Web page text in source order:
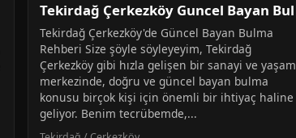
Tekirdağ Çerkezköy Guncel Bayan Bul
Tekirdağ Çerkezköy'de Güncel Bayan Bulma
Rehberi Size şöyle söyleyeyim, Tekirdağ
Çerkezköy gibi hızla gelişen bir sanayi ve yaşam
merkezinde, doğru ve güncel bayan bulma
konusu birçok kişi için önemli bir ihtiyaç haline
geliyor. Benim tecrübemde,...